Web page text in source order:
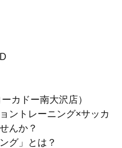
カドー南大沢店）
ントレーニング×サッカ
んか？
グ」とは？